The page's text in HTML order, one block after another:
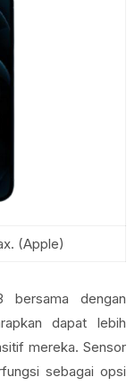
(Apple)
bersama dengan
dapat lebih
mereka. Sensor
sebagai opsi